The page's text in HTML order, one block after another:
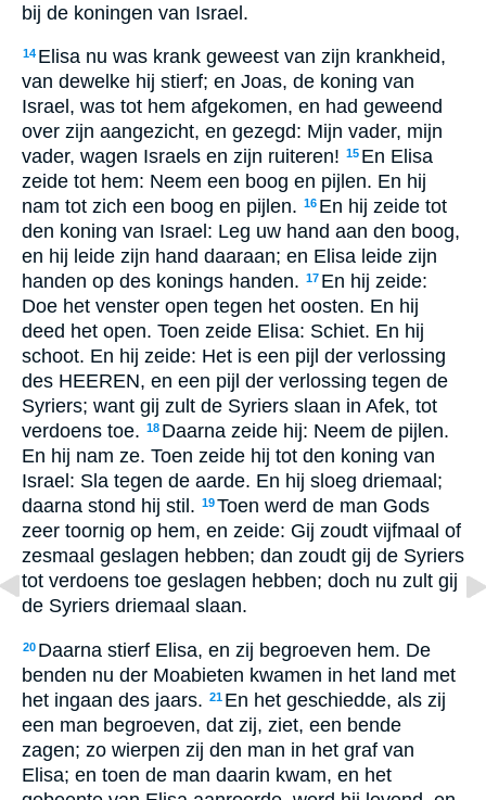
bij de koningen van Israel.
14 Elisa nu was krank geweest van zijn krankheid,
van dewelke hij stierf; en Joas, de koning van
Israel, was tot hem afgekomen, en had geweend
over zijn aangezicht, en gezegd: Mijn vader, mijn
vader, wagen Israels en zijn ruiteren! 15 En Elisa
zeide tot hem: Neem een boog en pijlen. En hij
nam tot zich een boog en pijlen. 16 En hij zeide tot
den koning van Israel: Leg uw hand aan den boog,
en hij leide zijn hand daaraan; en Elisa leide zijn
handen op des konings handen. 17 En hij zeide:
Doe het venster open tegen het oosten. En hij
deed het open. Toen zeide Elisa: Schiet. En hij
schoot. En hij zeide: Het is een pijl der verlossing
des HEEREN, en een pijl der verlossing tegen de
Syriers; want gij zult de Syriers slaan in Afek, tot
verdoens toe. 18 Daarna zeide hij: Neem de pijlen.
En hij nam ze. Toen zeide hij tot den koning van
Israel: Sla tegen de aarde. En hij sloeg driemaal;
daarna stond hij stil. 19Toen werd de man Gods
zeer toornig op hem, en zeide: Gij zoudt vijfmaal of
zesmaal geslagen hebben; dan zoudt gij de Syriers
tot verdoens toe geslagen hebben; doch nu zult gij
de Syriers driemaal slaan.
20 Daarna stierf Elisa, en zij begroeven hem. De
benden nu der Moabieten kwamen in het land met
het ingaan des jaars. 21 En het geschiedde, als zij
een man begroeven, dat zij, ziet, een bende
zagen; zo wierpen zij den man in het graf van
Elisa; en toen de man daarin kwam, en het